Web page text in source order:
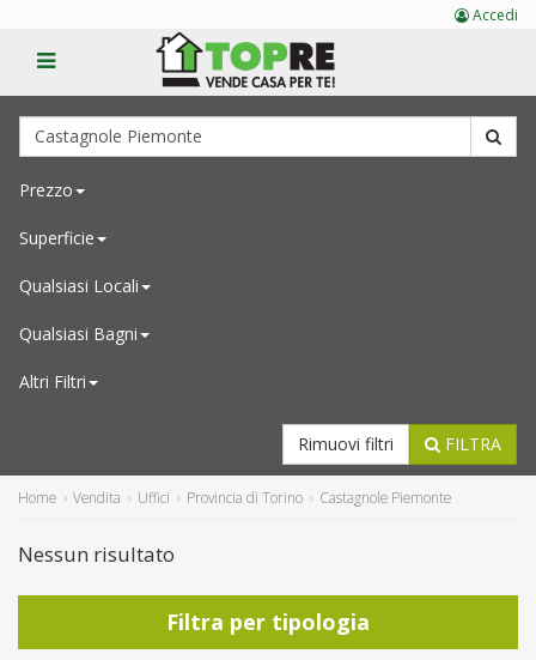
Prezzo
Superficie
Qualsiasi Locali
Qualsiasi Bagni
Altri Filtri
FILTRA
Rimuovi filtri
Home Vendita Uffici Provincia di Torino Castagnole Piemonte
Nessun risultato
Filtra per tipologia
Accedi